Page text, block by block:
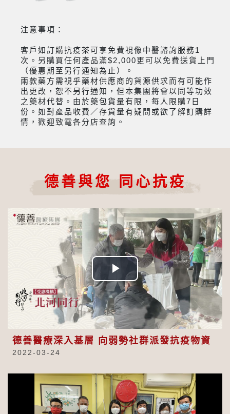
注意事項：
客戶如訂購抗疫茶可享免費視像中醫諮詢服務1
次。另購買任何產品滿$2,000更可以免費送貨上門
（優惠期至另行通知為止）。
兩款藥方需視乎藥材供應商的貨源供求而有可能作
出更改，恕不另行通知，但本集團將會以同等功效
之藥材代替。由於藥包貨量有限，每人限購7日
份。如對產品收費／存貨量有疑問或欲了解訂購詳
情，歡迎致電各分店查詢。
德善與您 同心抗疫
Play
Video
德善醫療深入基層 向弱勢社群派發抗疫物資
2022-03-24